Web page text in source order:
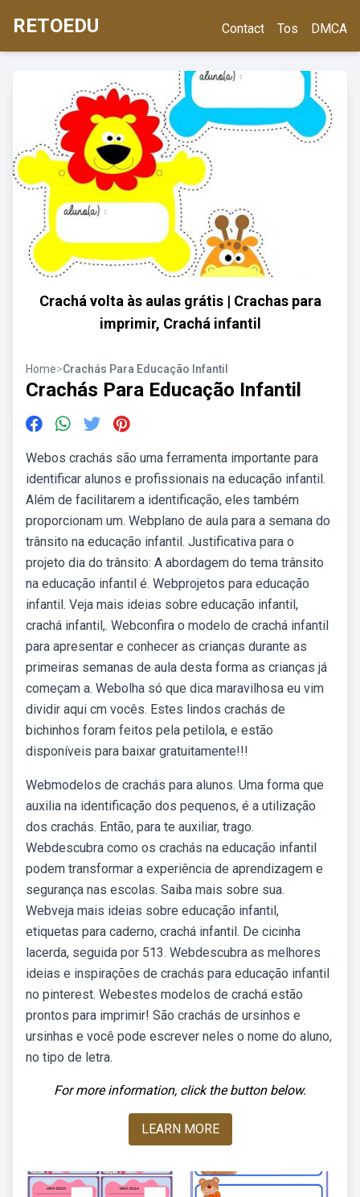
RETOEDU Contact Tos DMCA
Crachá volta às aulas grátis | Crachas para
imprimir, Crachá infantil
Home>Crachás Para Educação Infantil
Crachás Para Educação Infantil
Webos crachás são uma ferramenta importante para
identificar alunos e profissionais na educação infantil.
Além de facilitarem a identificação, eles também
proporcionam um. Webplano de aula para a semana do
trânsito na educação infantil. Justificativa para o
projeto dia do trânsito: A abordagem do tema trânsito
na educação infantil é. Webprojetos para educação
infantil. Veja mais ideias sobre educação infantil,
crachá infantil,. Webconfira o modelo de crachá infantil
para apresentar e conhecer as crianças durante as
primeiras semanas de aula desta forma as crianças já
começam a. Webolha só que dica maravilhosa eu vim
dividir aqui cm vocês. Estes lindos crachás de
bichinhos foram feitos pela petilola, e estão
disponíveis para baixar gratuitamente!!!
Webmodelos de crachás para alunos. Uma forma que
auxilia na identificação dos pequenos, é a utilização
dos crachás. Então, para te auxiliar, trago.
Webdescubra como os crachás na educação infantil
podem transformar a experiência de aprendizagem e
segurança nas escolas. Saiba mais sobre sua.
Webveja mais ideias sobre educação infantil,
etiquetas para caderno, crachá infantil. De cicinha
lacerda, seguida por 513. Webdescubra as melhores
ideias e inspirações de crachás para educação infantil
no pinterest. Webestes modelos de crachá estão
prontos para imprimir! São crachás de ursinhos e
ursinhas e você pode escrever neles o nome do aluno,
no tipo de letra.
For more information, click the button below.
LEARN MORE